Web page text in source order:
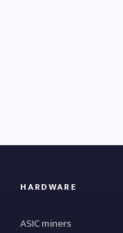
HARDWARE
ASIC miners